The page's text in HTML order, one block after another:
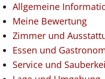
Allgemeine
Meine Bewertung
Zimmer und
Essen und
Service und